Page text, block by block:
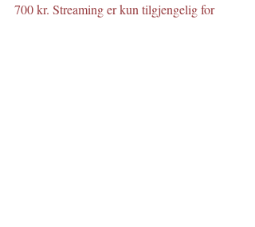
700 kr. Streaming er kun tilgjengelig for